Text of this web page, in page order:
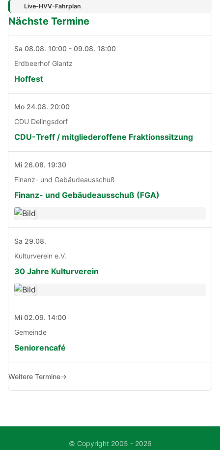
Live-HVV-Fahrplan
Nächste Termine
Sa 08.08. 10:00 - 09.08. 18:00
Erdbeerhof Glantz
Hoffest
Mo 24.08. 20:00
CDU Delingsdorf
CDU-Treff / mitgliederoffene Fraktionssitzung
Mi 26.08. 19:30
Finanz- und Gebäudeausschuß
Finanz- und Gebäudeausschuß (FGA)
Sa 29.08.
Kulturverein e.V.
30 Jahre Kulturverein
Mi 02.09. 14:00
Gemeinde
Seniorencafé
Weitere Termine→
© Copyright 2005 - 2026